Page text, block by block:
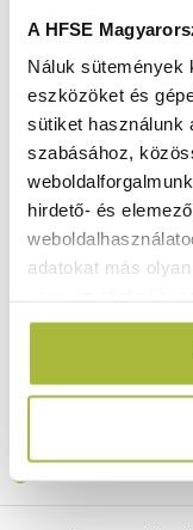
A HFSE
Náluk sütemények
eszközöket és
sütiket használunk
szabásához,
hirdető- és
adatokat más
Rúdmixer Profi
Profi Line – 230V
(
Ingyenes szállítás
Szállítás akár 1